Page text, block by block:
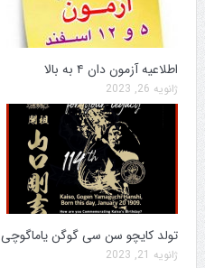
اطلاعیه آزمون دان ۴ به بالا
ژانویه 26, 2023
تولد کایچو سن سی گوگن یاماگوچی
ژانویه 21, 2023